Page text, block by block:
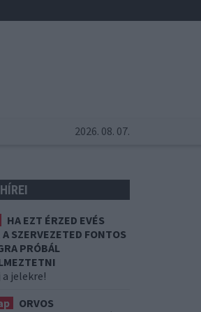
2026. 08. 07.
HA EZT ÉRZED EVÉS
SZERVEZETED FONTOS
PRÓBÁL
a jelekre!
ORVOS